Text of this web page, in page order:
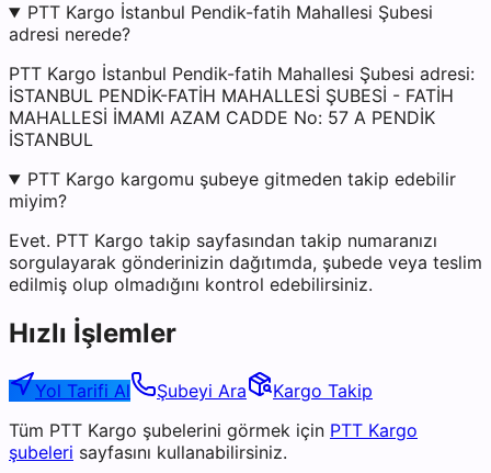
PTT Kargo İstanbul Pendik-fatih Mahallesi Şubesi
adresi nerede?
PTT Kargo İstanbul Pendik-fatih Mahallesi Şubesi adresi:
İSTANBUL PENDİK-FATİH MAHALLESİ ŞUBESİ - FATİH
MAHALLESİ İMAMI AZAM CADDE No: 57 A PENDİK
İSTANBUL
PTT Kargo kargomu şubeye gitmeden takip edebilir
miyim?
Evet. PTT Kargo takip sayfasından takip numaranızı
sorgulayarak gönderinizin dağıtımda, şubede veya teslim
edilmiş olup olmadığını kontrol edebilirsiniz.
Hızlı İşlemler
Yol Tarifi Al Şubeyi Ara
Kargo Takip
Tüm PTT Kargo şubelerini görmek için PTT Kargo
şubeleri sayfasını kullanabilirsiniz.